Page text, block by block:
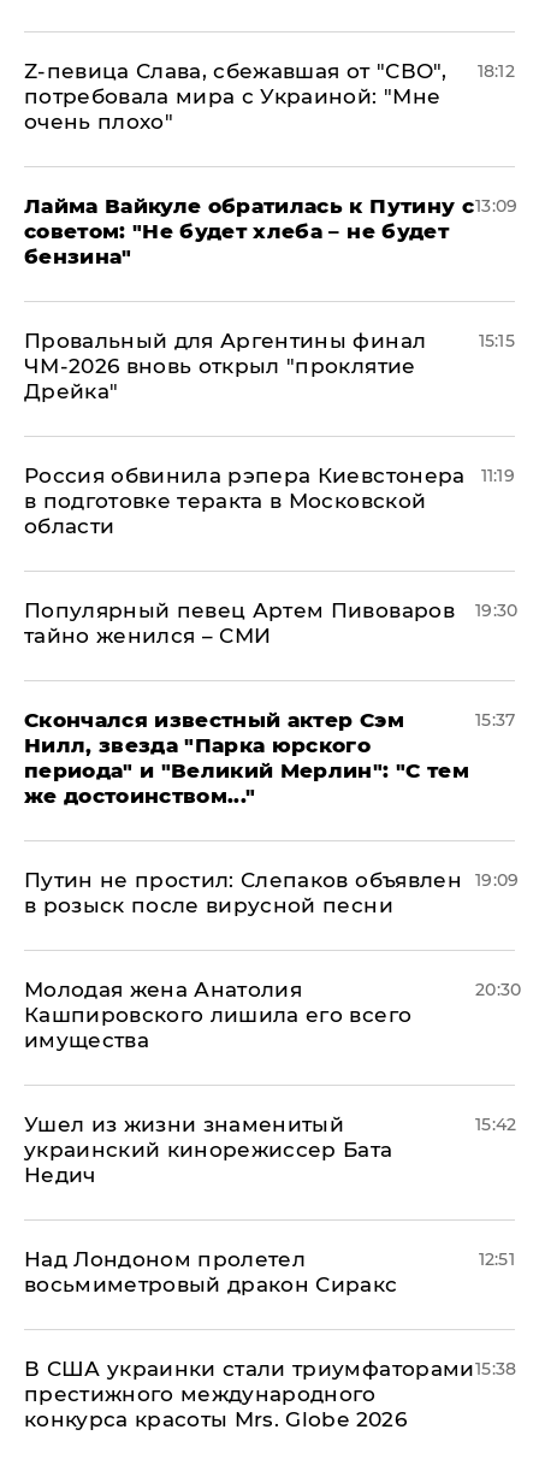
Z-певица Слава, сбежавшая от "СВО",
потребовала мира с Украиной: "Мне
очень плохо"
18:12
Лайма Вайкуле обратилась к Путину с
советом: "Не будет хлеба – не будет
бензина"
13:09
Провальный для Аргентины финал
ЧМ-2026 вновь открыл "проклятие
Дрейка"
15:15
Россия обвинила рэпера Киевстонера
в подготовке теракта в Московской
области
11:19
Популярный певец Артем Пивоваров
тайно женился – СМИ
19:30
Скончался известный актер Сэм
Нилл, звезда "Парка юрского
периода" и "Великий Мерлин": "С тем
же достоинством..."
15:37
Путин не простил: Слепаков объявлен
в розыск после вирусной песни
19:09
Молодая жена Анатолия
Кашпировского лишила его всего
имущества
20:30
Ушел из жизни знаменитый
украинский кинорежиссер Бата
Недич
15:42
Над Лондоном пролетел
восьмиметровый дракон Сиракс
12:51
В США украинки стали триумфаторами
престижного международного
конкурса красоты Mrs. Globe 2026
15:38